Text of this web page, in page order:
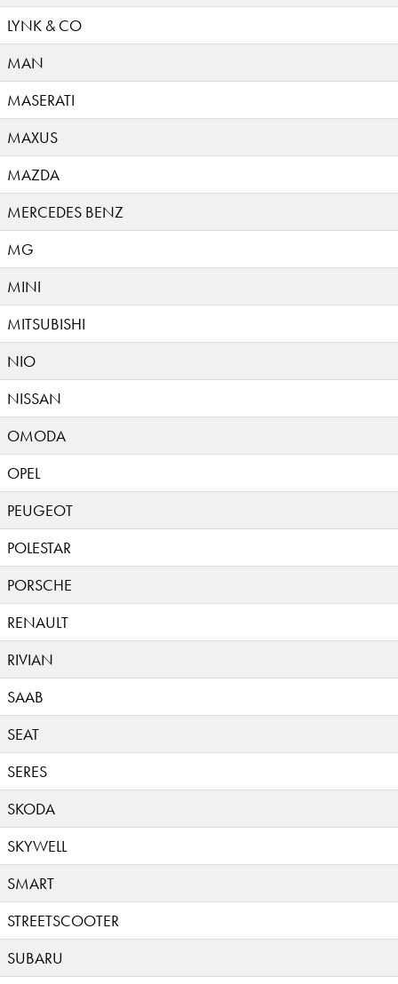
LYNK & CO
MAN
MASERATI
MAXUS
MAZDA
MERCEDES BENZ
MG
MINI
MITSUBISHI
NIO
NISSAN
OMODA
OPEL
PEUGEOT
POLESTAR
PORSCHE
RENAULT
RIVIAN
SAAB
SEAT
SERES
SKODA
SKYWELL
SMART
STREETSCOOTER
SUBARU